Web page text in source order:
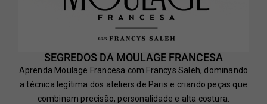
SEGREDOS DA MOULAGE FRANCESA
Aprenda Moulage Francesa com Francys Saleh, dominando
a técnica legítima dos ateliers de Paris e criando peças que
combinam precisão, personalidade e alta costura.